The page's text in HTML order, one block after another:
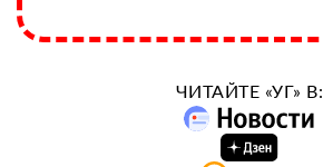
ЧИТАЙТЕ «УГ» В: